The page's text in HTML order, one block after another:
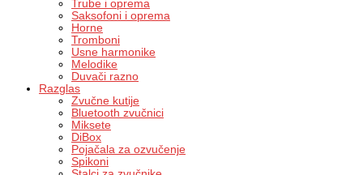
Trube i oprema
Saksofoni i oprema
Horne
Tromboni
Usne harmonike
Melodike
Duvači razno
Razglas
Zvučne kutije
Bluetooth zvučnici
Miksete
DiBox
Pojačala za ozvučenje
Spikoni